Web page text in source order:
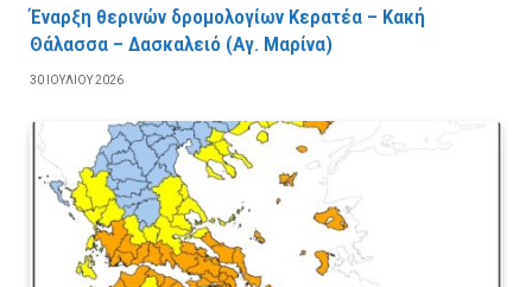
Έναρξη θερινών δρομολογίων Κερατέα – Κακή
Θάλασσα – Δασκαλειό (Αγ. Μαρίνα)
30 ΙΟΥΛΊΟΥ 2026